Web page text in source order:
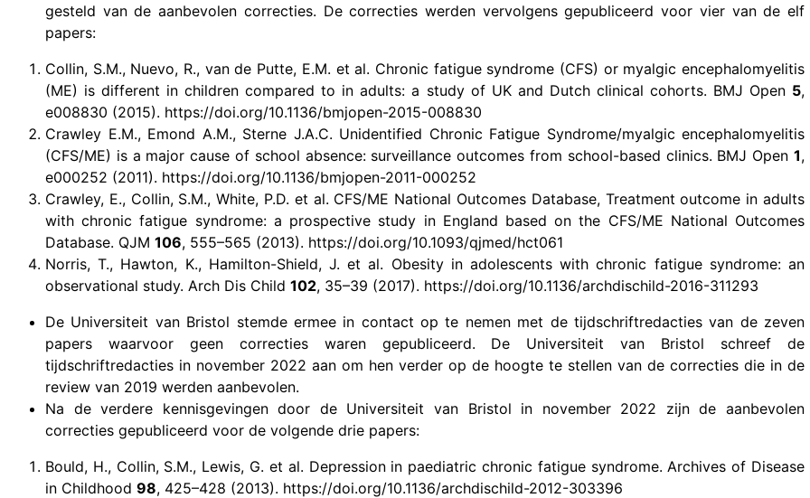
gesteld van de aanbevolen correcties. De correcties werden vervolgens gepubliceerd voor vier van de elf
papers:
Collin, S.M., Nuevo, R., van de Putte, E.M. et al. Chronic fatigue syndrome (CFS) or myalgic encephalomyelitis
(ME) is different in children compared to in adults: a study of UK and Dutch clinical cohorts. BMJ Open 5,
e008830 (2015). https://doi.org/10.1136/bmjopen-2015-008830
Crawley E.M., Emond A.M., Sterne J.A.C. Unidentified Chronic Fatigue Syndrome/myalgic encephalomyelitis
(CFS/ME) is a major cause of school absence: surveillance outcomes from school-based clinics. BMJ Open 1,
e000252 (2011). https://doi.org/10.1136/bmjopen-2011-000252
Crawley, E., Collin, S.M., White, P.D. et al. CFS/ME National Outcomes Database, Treatment outcome in adults
with chronic fatigue syndrome: a prospective study in England based on the CFS/ME National Outcomes
Database. QJM 106, 555–565 (2013). https://doi.org/10.1093/qjmed/hct061
Norris, T., Hawton, K., Hamilton-Shield, J. et al. Obesity in adolescents with chronic fatigue syndrome: an
observational study. Arch Dis Child 102, 35–39 (2017). https://doi.org/10.1136/archdischild-2016-311293
De Universiteit van Bristol stemde ermee in contact op te nemen met de tijdschriftredacties van de zeven
papers waarvoor geen correcties waren gepubliceerd. De Universiteit van Bristol schreef de
tijdschriftredacties in november 2022 aan om hen verder op de hoogte te stellen van de correcties die in de
review van 2019 werden aanbevolen.
Na de verdere kennisgevingen door de Universiteit van Bristol in november 2022 zijn de aanbevolen
correcties gepubliceerd voor de volgende drie papers:
Bould, H., Collin, S.M., Lewis, G. et al. Depression in paediatric chronic fatigue syndrome. Archives of Disease
in Childhood 98, 425–428 (2013). https://doi.org/10.1136/archdischild-2012-303396